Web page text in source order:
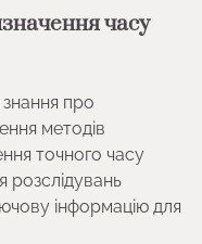
часу
про
методів
точного часу
розслідувань
інформацію для